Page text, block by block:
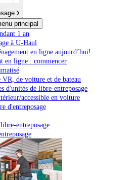
principal
1 an
à U-Haul
en ligne aujourd’hui!
en ligne : commencer
VR, de voiture et de bateau
d'unités de libre-entreposage
accessible en voiture
d'entreposage
entreposage